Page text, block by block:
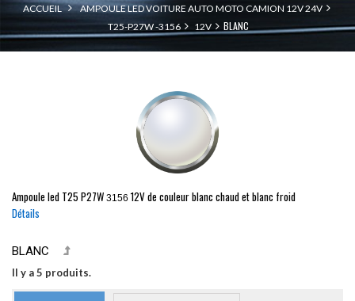
ACCUEIL
AMPOULE LED VOITURE AUTO MOTO CAMION 12V 24V
T25-P27W -3156
12V BLANC
Ampoule led T25 P27W 3156 12V de couleur blanc chaud et blanc froid
Détails
BLANC
Il y a 5 produits.